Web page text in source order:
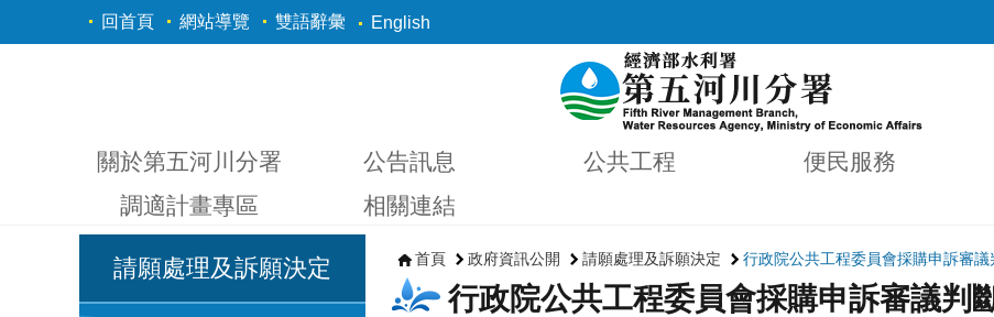
跳到主要內容區塊
回首頁 網站導覽 雙語辭彙 English
關於第五河川分署 公告訊息 公共工程 便民服務
調適計畫專區
相關連結
請願處理及訴願決定 首頁 政府資訊公開 請願處理及訴願決定 行政院公共工程委員會採購申訴審
行政院公共工程委員會採購申訴審議判